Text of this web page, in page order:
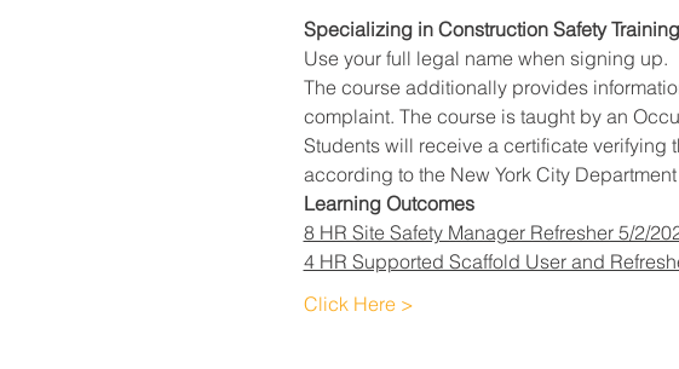
Specializing in Construction Safety Training
Use your full legal name when signing up.
The course additionally provides
complaint. The course is taught by an
Students will receive a certificate verifying
according to the New York City
Learning Outcomes
8 HR Site Safety Manager Refresher 5/2/
4 HR Supported Scaffold User and
Click Here >